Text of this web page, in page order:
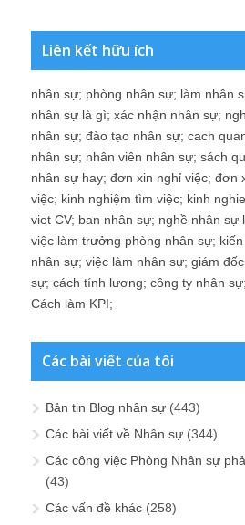
Liên kết hữu ích
nhân sự; phòng nhân sự; làm nhân
nhân sự là gì; xác nhận nhân sự;
nhân sự; đào tạo nhân sự; cach
nhân sự; nhân viên nhân sự; sách
nhân sự hay; đơn xin nghỉ việc; đơn
việc; kinh nghiệm tìm việc; kinh
viet CV; ban nhân sự; nghề nhân sự
việc làm trưởng phòng nhân sự;
nhân sự; việc làm nhân sự; giám
sự; cách tính lương; công ty nhân sự;
Cách làm KPI;
Các bài viết của tôi
Bản tin Blog nhân sự (443)
Các bài viết về Nhân sự (344)
Các công việc Phòng Nhân sự
(43)
Các vấn đề khác (258)